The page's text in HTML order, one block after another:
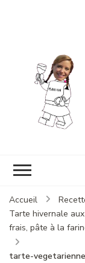
Accueil
Tarte hivernale
frais, pâte à la
tarte-